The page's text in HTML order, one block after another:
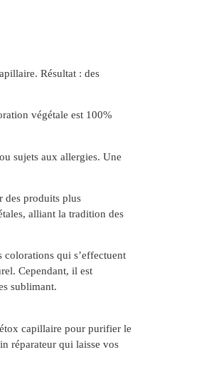
Résultat : des
végétale est 100%
sujets aux allergies. Une
des produits plus
alliant la tradition des
colorations qui s’effectuent
Cependant, il est
sublimant.
capillaire pour purifier le
réparateur qui laisse vos